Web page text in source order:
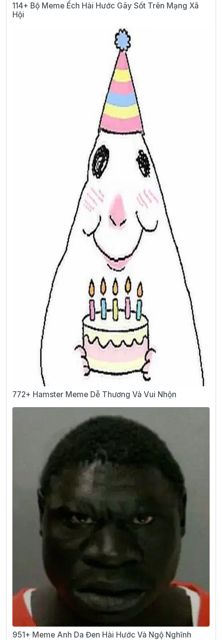
114+ Bộ Meme Ếch Hài Hước Gây Sốt Trên Mạng Xã
Hội
772+ Hamster Meme Dễ Thương Và Vui Nhộn
951+ Meme Anh Da Đen Hài Hước Và Ngộ Nghĩnh